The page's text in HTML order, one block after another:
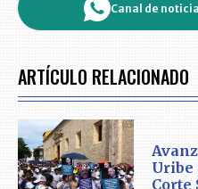
Canal de
ARTÍCULO RELACIONADO
Uribe
Corte